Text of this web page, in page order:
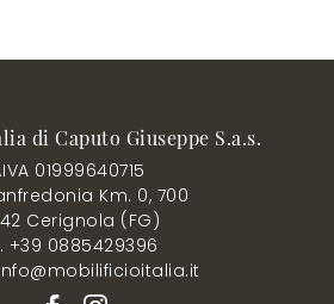
di Caputo Giuseppe S.a.s.
01999640715
Km. 0, 700
Cerignola (FG)
+39 0885429396